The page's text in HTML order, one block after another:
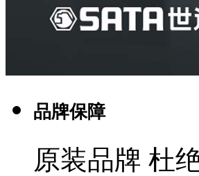
品牌保障
原装品牌 杜